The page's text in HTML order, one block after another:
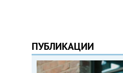
ПУБЛИКАЦИИ